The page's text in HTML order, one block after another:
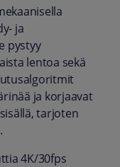
ja
pystyy
lentoa sekä
ja korjaavat
tarjoten
4K/30fps